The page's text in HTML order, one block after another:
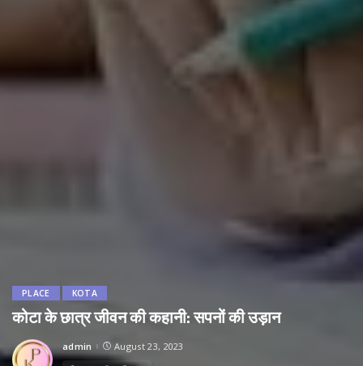
PLACE KOTA
कोटा के छात्र जीवन की कहानी: सपनों की उड़ान
Posted
by
admin August 23, 2023